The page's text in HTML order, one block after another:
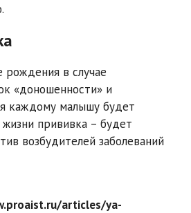
рождения в случае
«доношенности» и
каждому малышу будет
прививка – будет
возбудителей заболеваний
articles/ya-